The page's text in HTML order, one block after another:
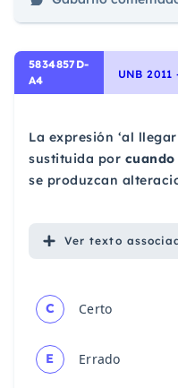
5834857D-
A4
La expresión ‘al
sustituida por
se produzcan
Ver texto
C Certo
E Errado